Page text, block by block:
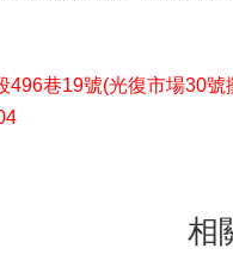
496巷19號(光復市場30號
相